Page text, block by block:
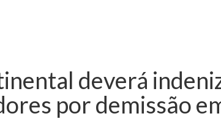
deverá
por demissão